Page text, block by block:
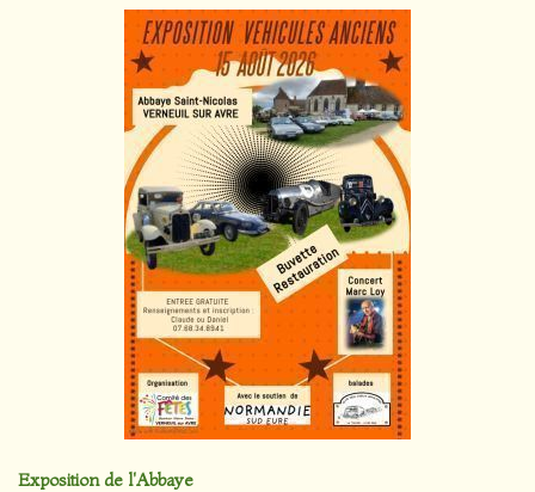
Exposition de l'Abbaye